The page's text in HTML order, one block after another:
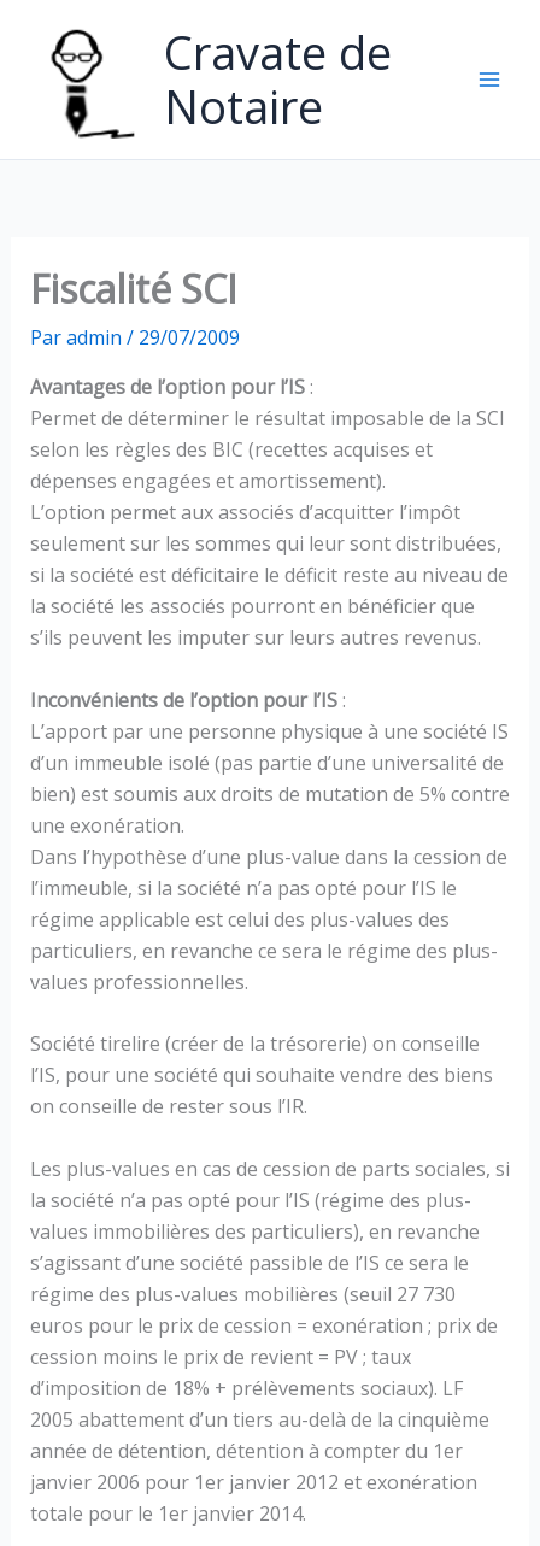
contenu
Cravate de
Notaire
Fiscalité SCI
Paradmin / 29/07/2009
Avantages de l’option pour l’IS:
Permet de déterminer le résultat imposable de la SCI
selon les règles des BIC (recettes acquises et
dépenses engagées et amortissement).
L’option permet aux associés d’acquitter l’impôt
seulement sur les sommes qui leur sont distribuées,
si la société est déficitaire le déficit reste au niveau de
la société les associés pourront en bénéficier que
s’ils peuvent les imputer sur leurs autres revenus.
Inconvénients de l’option pour l’IS:
L’apport par une personne physique à une société IS
d’un immeuble isolé (pas partie d’une universalité de
bien) est soumis aux droits de mutation de 5% contre
une exonération.
Dans l’hypothèse d’une plus-value dans la cession de
l’immeuble, si la société n’a pas opté pour l’IS le
régime applicable est celui des plus-values des
particuliers, en revanche ce sera le régime des plus-
values professionnelles.
Société tirelire (créer de la trésorerie) on conseille
l’IS, pour une société qui souhaite vendre des biens
on conseille de rester sous l’IR.
Les plus-values en cas de cession de parts sociales, si
la société n’a pas opté pour l’IS (régime des plus-
values immobilières des particuliers), en revanche
s’agissant d’une société passible de l’IS ce sera le
régime des plus-values mobilières (seuil 27 730
euros pour le prix de cession = exonération ; prix de
cession moins le prix de revient = PV ; taux
d’imposition de 18% + prélèvements sociaux). LF
2005 abattement d’un tiers au-delà de la cinquième
année de détention, détention à compter du 1er
janvier 2006 pour 1er janvier 2012 et exonération
totale pour le 1er janvier 2014.